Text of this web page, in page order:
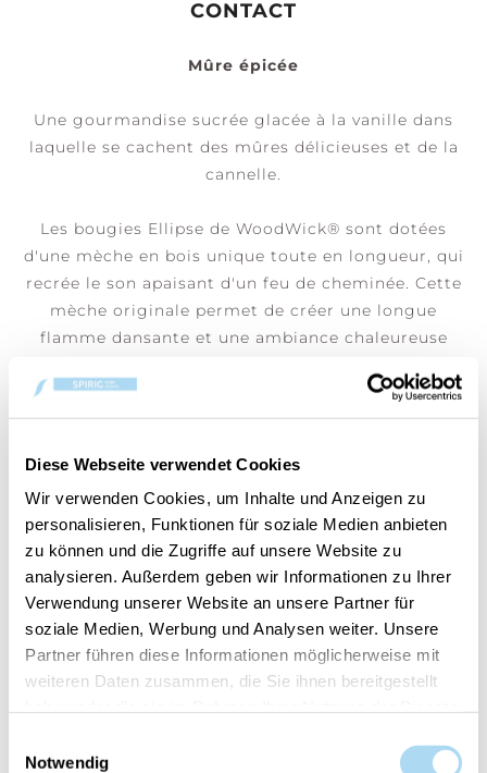
Diese Webseite verwendet Cookies
Wir verwenden Cookies, um Inhalte und Anzeigen zu
personalisieren, Funktionen für soziale Medien anbieten
zu können und die Zugriffe auf unsere Website zu
analysieren. Außerdem geben wir Informationen zu Ihrer
Verwendung unserer Website an unsere Partner für
soziale Medien, Werbung und Analysen weiter. Unsere
Partner führen diese Informationen möglicherweise mit
weiteren Daten zusammen, die Sie ihnen bereitgestellt
Notwendig
CONTACT
Mûre épicée
Une gourmandise sucrée glacée à la vanille dans
laquelle se cachent des mûres délicieuses et de la
cannelle.
Les bougies Ellipse de WoodWick® sont dotées
d'une mèche en bois unique toute en longueur, qui
recrée le son apaisant d'un feu de cheminée. Cette
mèche originale permet de créer une longue
flamme dansante et une ambiance chaleureuse
LES CLIENTS AYANT ACHETÉ CET
ARTICLE ONT ÉGALEMENT
ACHETÉ :